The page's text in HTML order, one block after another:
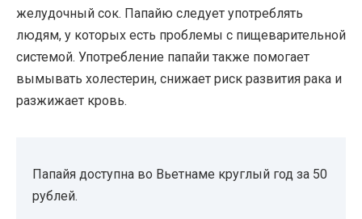
желудочный сок. Папайю следует употреблять
людям, у которых есть проблемы с пищеварительной
системой. Употребление папайи также помогает
вымывать холестерин, снижает риск развития рака и
разжижает кровь.
Папайя доступна во Вьетнаме круглый год за 50
рублей.